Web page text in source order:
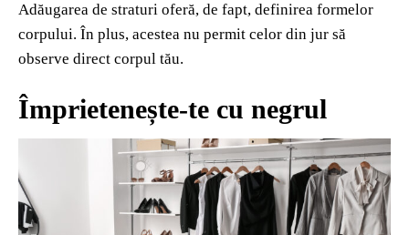
Adăugarea de straturi oferă, de fapt, definirea formelor
corpului. În plus, acestea nu permit celor din jur să
observe direct corpul tău.
Împrietenește-te cu negrul